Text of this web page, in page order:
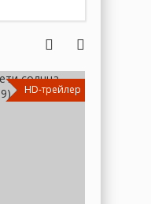
HD-трейлер